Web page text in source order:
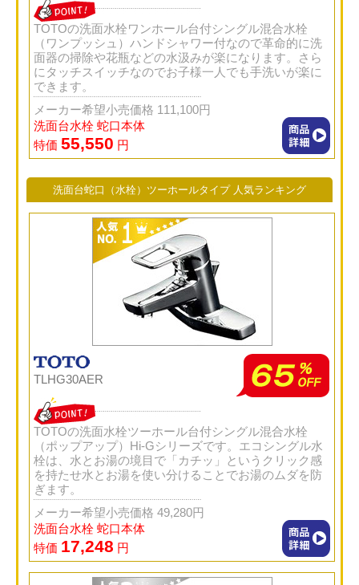
TOTOの洗面水栓ワンホール台付シングル混合水栓
（ワンプッシュ）ハンドシャワー付なので革命的に洗
面器の掃除や花瓶などの水汲みが楽になります。さら
にタッチスイッチなのでお子様一人でも手洗いが楽に
できます。
メーカー希望小売価格 111,100円
洗面台水栓 蛇口本体
特価 55,550 円
洗面台蛇口（水栓）ツーホールタイプ 人気ランキング
TLHG30AER
TOTOの洗面水栓ツーホール台付シングル混合水栓
（ポップアップ）Hi-Gシリーズです。エコシングル水
栓は、水とお湯の境目で「カチッ」というクリック感
を持たせ水とお湯を使い分けることでお湯のムダを防
ぎます。
メーカー希望小売価格 49,280円
洗面台水栓 蛇口本体
特価 17,248 円